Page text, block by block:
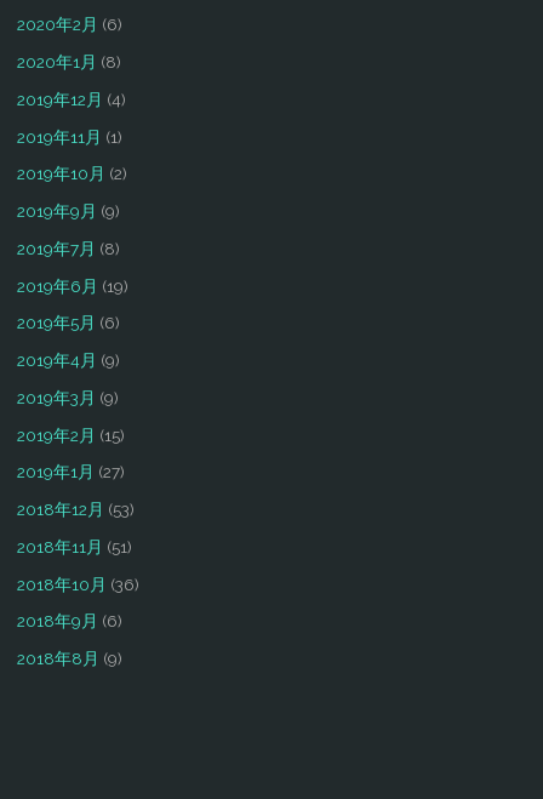
2020年2月 (6)
2020年1月 (8)
2019年12月 (4)
2019年11月 (1)
2019年10月 (2)
2019年9月 (9)
2019年7月 (8)
2019年6月 (19)
2019年5月 (6)
2019年4月 (9)
2019年3月 (9)
2019年2月 (15)
2019年1月 (27)
2018年12月 (53)
2018年11月 (51)
2018年10月 (36)
2018年9月 (6)
2018年8月 (9)